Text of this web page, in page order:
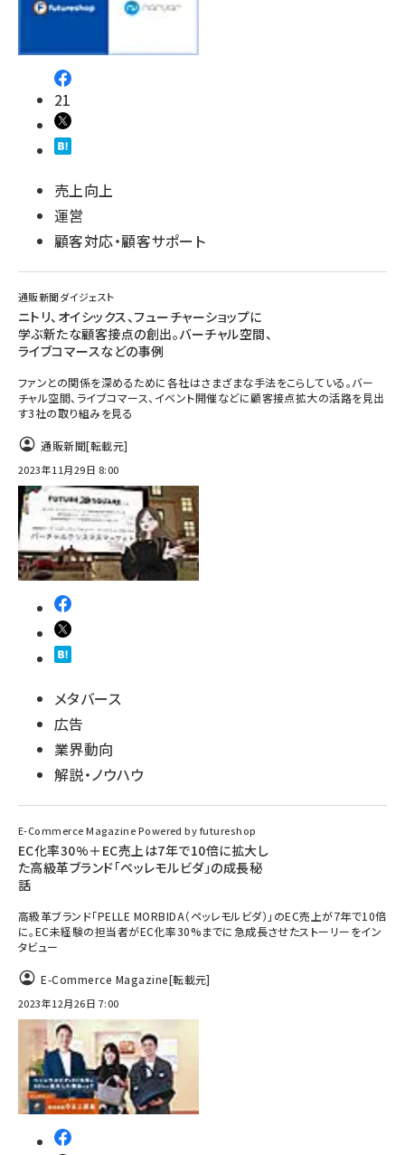
21
売上向上
運営
顧客対応・顧客サポート
通販新聞ダイジェスト
ニトリ、オイシックス、フューチャーショップに
学ぶ新たな顧客接点の創出。バーチャル空間、
ライブコマースなどの事例
ファンとの関係を深めるために各社はさまざまな手法をこらしている。バー
チャル空間、ライブコマース、イベント開催などに顧客接点拡大の活路を見出
す3社の取り組みを見る
通販新聞[転載元]
2023年11月29日 8:00
メタバース
広告
業界動向
解説・ノウハウ
E-Commerce Magazine Powered by futureshop
EC化率30%＋EC売上は7年で10倍に拡大し
た高級革ブランド「ペッレモルビダ」の成長秘
話
高級革ブランド「PELLE MORBIDA（ペッレモルビダ）」のEC売上が7年で10倍
に。EC未経験の担当者がEC化率30%までに急成長させたストーリーをイン
タビュー
E-Commerce Magazine[転載元]
2023年12月26日 7:00